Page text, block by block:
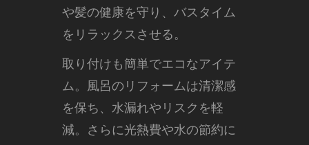
や髪の健康を守り、バスタイム
をリラックスさせる。
取り付けも簡単でエコなアイテ
ム。風呂のリフォームは清潔感
を保ち、水漏れやリスクを軽
減。さらに光熱費や水の節約に